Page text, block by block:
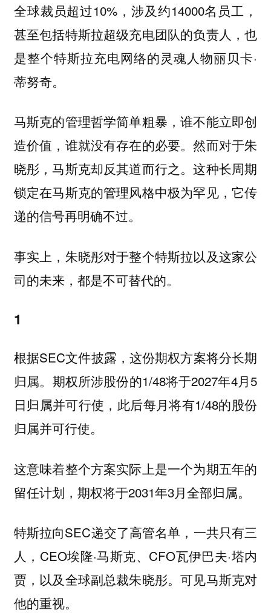
全球裁员超过10%，涉及约14000名员工，
甚至包括特斯拉超级充电团队的负责人，也
是整个特斯拉充电网络的灵魂人物丽贝卡·
蒂努奇。
马斯克的管理哲学简单粗暴，谁不能立即创
造价值，谁就没有存在的必要。然而对于朱
晓彤，马斯克却反其道而行之。这种长周期
锁定在马斯克的管理风格中极为罕见，它传
递的信号再明确不过。
事实上，朱晓彤对于整个特斯拉以及这家公
司的未来，都是不可替代的。
1
根据SEC文件披露，这份期权方案将分长期
归属。期权所涉股份的1/48将于2027年4月5
日归属并可行使，此后每月将有1/48的股份
归属并可行使。
这意味着整个方案实际上是一个为期五年的
留任计划，期权将于2031年3月全部归属。
特斯拉向SEC递交了高管名单，一共只有三
人，CEO埃隆·马斯克、CFO瓦伊巴夫·塔内
贾，以及全球副总裁朱晓彤。可见马斯克对
他的重视。